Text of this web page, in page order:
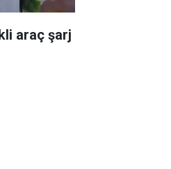
araç şarj